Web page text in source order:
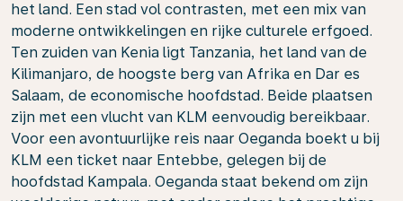
het land. Een stad vol contrasten, met een mix van
moderne ontwikkelingen en rijke culturele erfgoed.
Ten zuiden van Kenia ligt Tanzania, het land van de
Kilimanjaro, de hoogste berg van Afrika en Dar es
Salaam, de economische hoofdstad. Beide plaatsen
zijn met een vlucht van KLM eenvoudig bereikbaar.
Voor een avontuurlijke reis naar Oeganda boekt u bij
KLM een ticket naar Entebbe, gelegen bij de
hoofdstad Kampala. Oeganda staat bekend om zijn